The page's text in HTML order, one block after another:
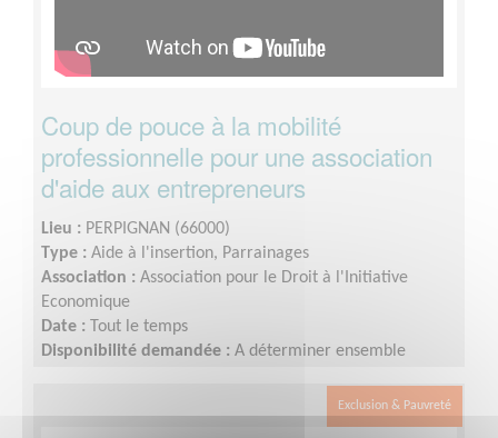
Coup de pouce à la mobilité
professionnelle pour une association
d'aide aux entrepreneurs
Lieu : PERPIGNAN (66000)
Type : Aide à l'insertion, Parrainages
Association : Association pour le Droit à l'Initiative
Economique
Date :
Tout le temps
Disponibilité demandée : A déterminer ensemble
Exclusion & Pauvreté